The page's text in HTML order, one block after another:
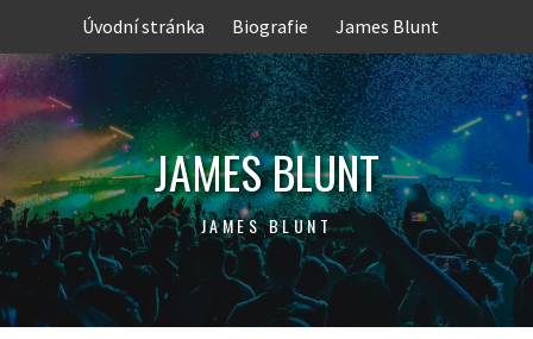
content
Úvodní stránka Biografie James Blunt
JAMES BLUNT
JAMES BLUNT